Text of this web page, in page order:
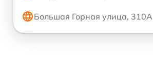
Большая Горная улица, 310А